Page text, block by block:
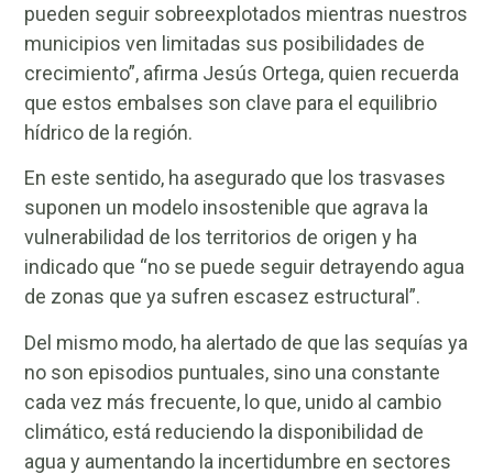
pueden seguir sobreexplotados mientras nuestros
municipios ven limitadas sus posibilidades de
crecimiento”, afirma Jesús Ortega, quien recuerda
que estos embalses son clave para el equilibrio
hídrico de la región.
En este sentido, ha asegurado que los trasvases
suponen un modelo insostenible que agrava la
vulnerabilidad de los territorios de origen y ha
indicado que “no se puede seguir detrayendo agua
de zonas que ya sufren escasez estructural”.
Del mismo modo, ha alertado de que las sequías ya
no son episodios puntuales, sino una constante
cada vez más frecuente, lo que, unido al cambio
climático, está reduciendo la disponibilidad de
agua y aumentando la incertidumbre en sectores